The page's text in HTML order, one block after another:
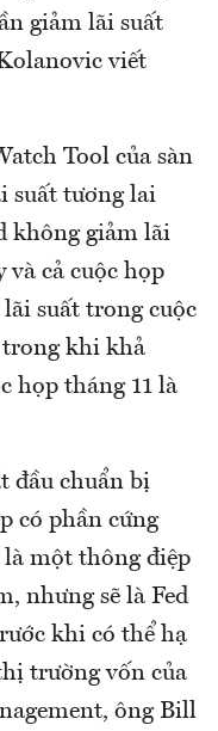
giảm lãi suất
viết
Tool của sàn
suất tương lai
không giảm lãi
và cả cuộc họp
suất trong cuộc
trong khi khả
họp tháng 11 là
đầu chuẩn bị
có phần cứng
một thông điệp
nhưng sẽ là Fed
khi có thể hạ
trường vốn của
ông Bill